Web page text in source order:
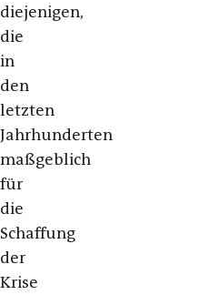
diejenigen,
die
in
den
letzten
Jahrhunderten
maßgeblich
für
die
Schaffung
der
Krise